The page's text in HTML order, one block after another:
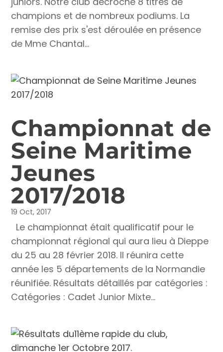
champions et de nombreux podiums. La
remise des prix s'est déroulée en présence
de Mme Chantal...
Championnat de
Seine Maritime
Jeunes
2017/2018
19 Oct, 2017
Le championnat était qualificatif pour le
championnat régional qui aura lieu à Dieppe
du 25 au 28 février 2018. Il réunira cette
année les 5 départements de la Normandie
réunifiée. Résultats détaillés par catégories :
Catégories : Cadet Junior Mixte...